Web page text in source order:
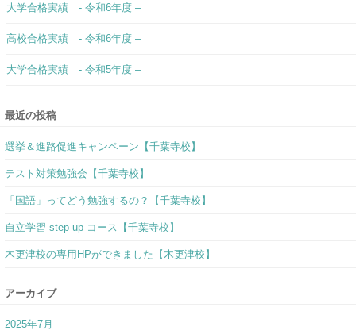
最近の投稿
選挙＆進路促進キャンペーン【千葉寺校】
テスト対策勉強会【千葉寺校】
木更津校の専用HPができました【木更津校】
アーカイブ
2025年7月
2024年11月